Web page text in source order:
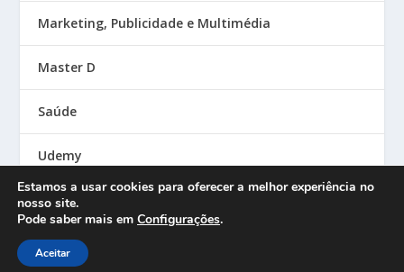
Marketing, Publicidade e Multimédia
Master D
Saúde
Udemy
Designed by
Estamos a usar cookies para oferecer a melhor experiência no
nosso site.
Pode saber mais em Configurações.
Aceitar